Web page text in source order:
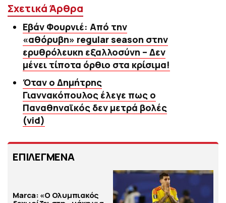
Σχετικά Άρθρα
Εβάν Φουρνιέ: Από την
«αθόρυβη» regular season στην
ερυθρόλευκη εξαλλοσύνη – Δεν
μένει τίποτα όρθιο στα κρίσιμα!
Όταν ο Δημήτρης
Γιαννακόπουλος έλεγε πως ο
Παναθηναϊκός δεν μετρά βολές
(vid)
ΕΠΙΛΕΓΜΕΝΑ
Marca: «Ο Ολυμπιακός